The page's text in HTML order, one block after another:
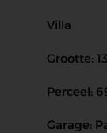
Villa
Grootte:
Perceel:
Garage: